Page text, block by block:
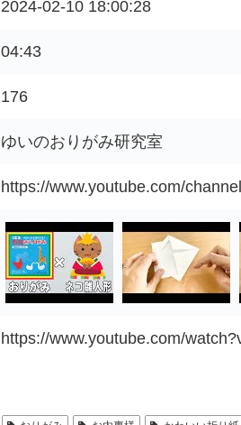
2024-02-10 18:00:28
04:43
176
ゆいのおりがみ研究室
https://www.youtube.com/
https://www.youtube.com/